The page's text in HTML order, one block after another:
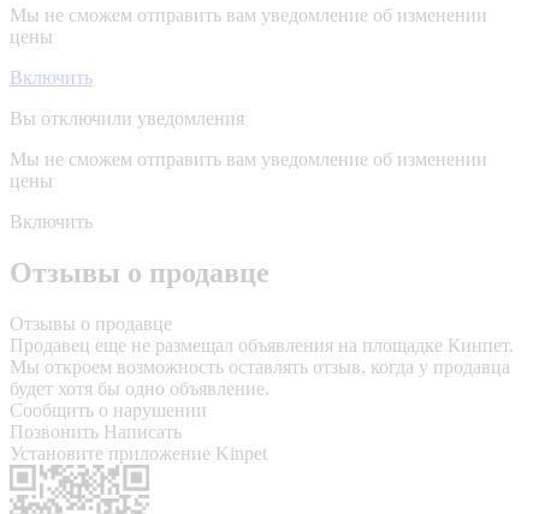
Мы не сможем отправить вам уведомление об изменении
цены
Включить
Вы отключили уведомления
Мы не сможем отправить вам уведомление об изменении
цены
Включить
Отзывы о продавце
Отзывы о продавце
Продавец еще не размещал объявления на площадке Кинпет.
Мы откроем возможность оставлять отзыв, когда у продавца
будет хотя бы одно объявление.
Сообщить о нарушении
Позвонить Написать
Установите приложение Kinpet